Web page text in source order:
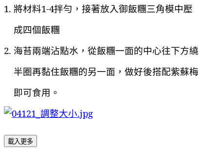
1. 將材料1-4拌勻，接著放入御飯糰三角模中壓
成四個飯糰
2. 海苔兩端沾點水，從飯糰一面的中心往下方繞
半圈再黏住飯糰的另一面，做好後搭配紫蘇梅
即可食用。
載入更多